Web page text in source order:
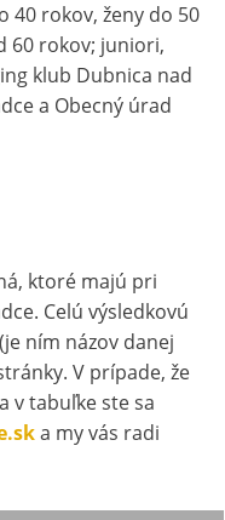
40 rokov, ženy do 50
60 rokov; juniori,
klub Dubnica nad
a Obecný úrad
ktoré majú pri
Celú výsledkovú
ním názov danej
V prípade, že
v tabuľke ste sa
a my vás radi